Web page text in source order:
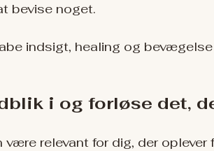
bevise noget.
indsigt, healing og
i og forløse det,
være relevant for dig, der